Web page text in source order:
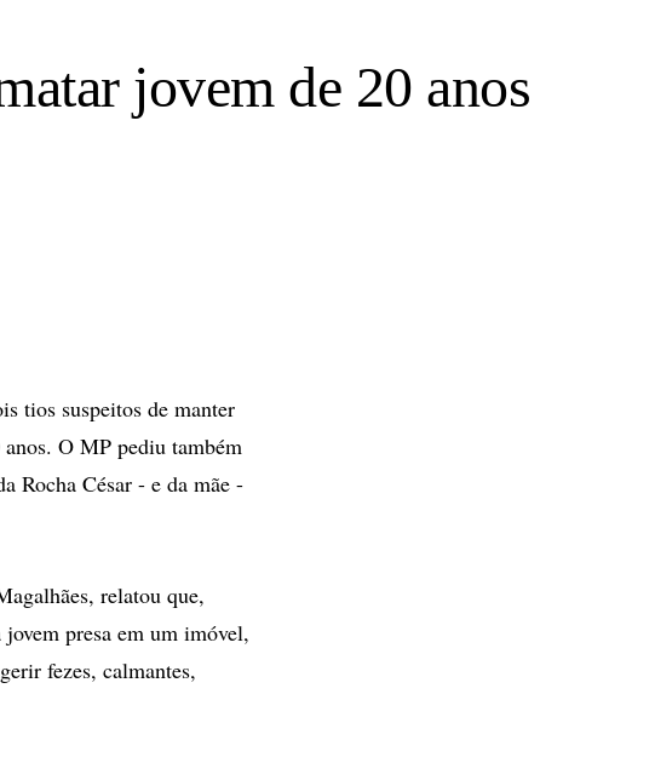
jovem de 20 anos
tios suspeitos de manter
O MP pediu também
Rocha César - e da mãe -
relatou que,
presa em um imóvel,
fezes, calmantes,